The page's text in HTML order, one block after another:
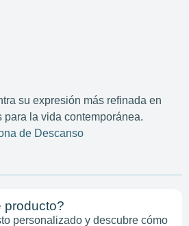
su expresión más refinada en
la vida contemporánea.
de Descanso
producto?
personalizado y descubre cómo